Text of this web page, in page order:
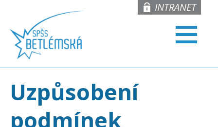
INTRANET
Uzpůsobení
podmínek